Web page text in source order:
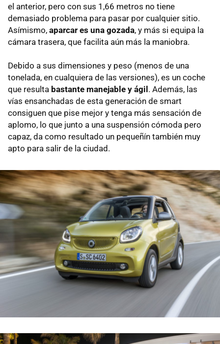
el anterior, pero con sus 1,66 metros no tiene
demasiado problema para pasar por cualquier sitio.
Asímismo, aparcar es una gozada, y más si equipa la
cámara trasera, que facilita aún más la maniobra.
Debido a sus dimensiones y peso (menos de una
tonelada, en cualquiera de las versiones), es un coche
que resulta bastante manejable y ágil. Además, las
vías ensanchadas de esta generación de smart
consiguen que pise mejor y tenga más sensación de
aplomo, lo que junto a una suspensión cómoda pero
capaz, da como resultado un pequeñín también muy
apto para salir de la ciudad.